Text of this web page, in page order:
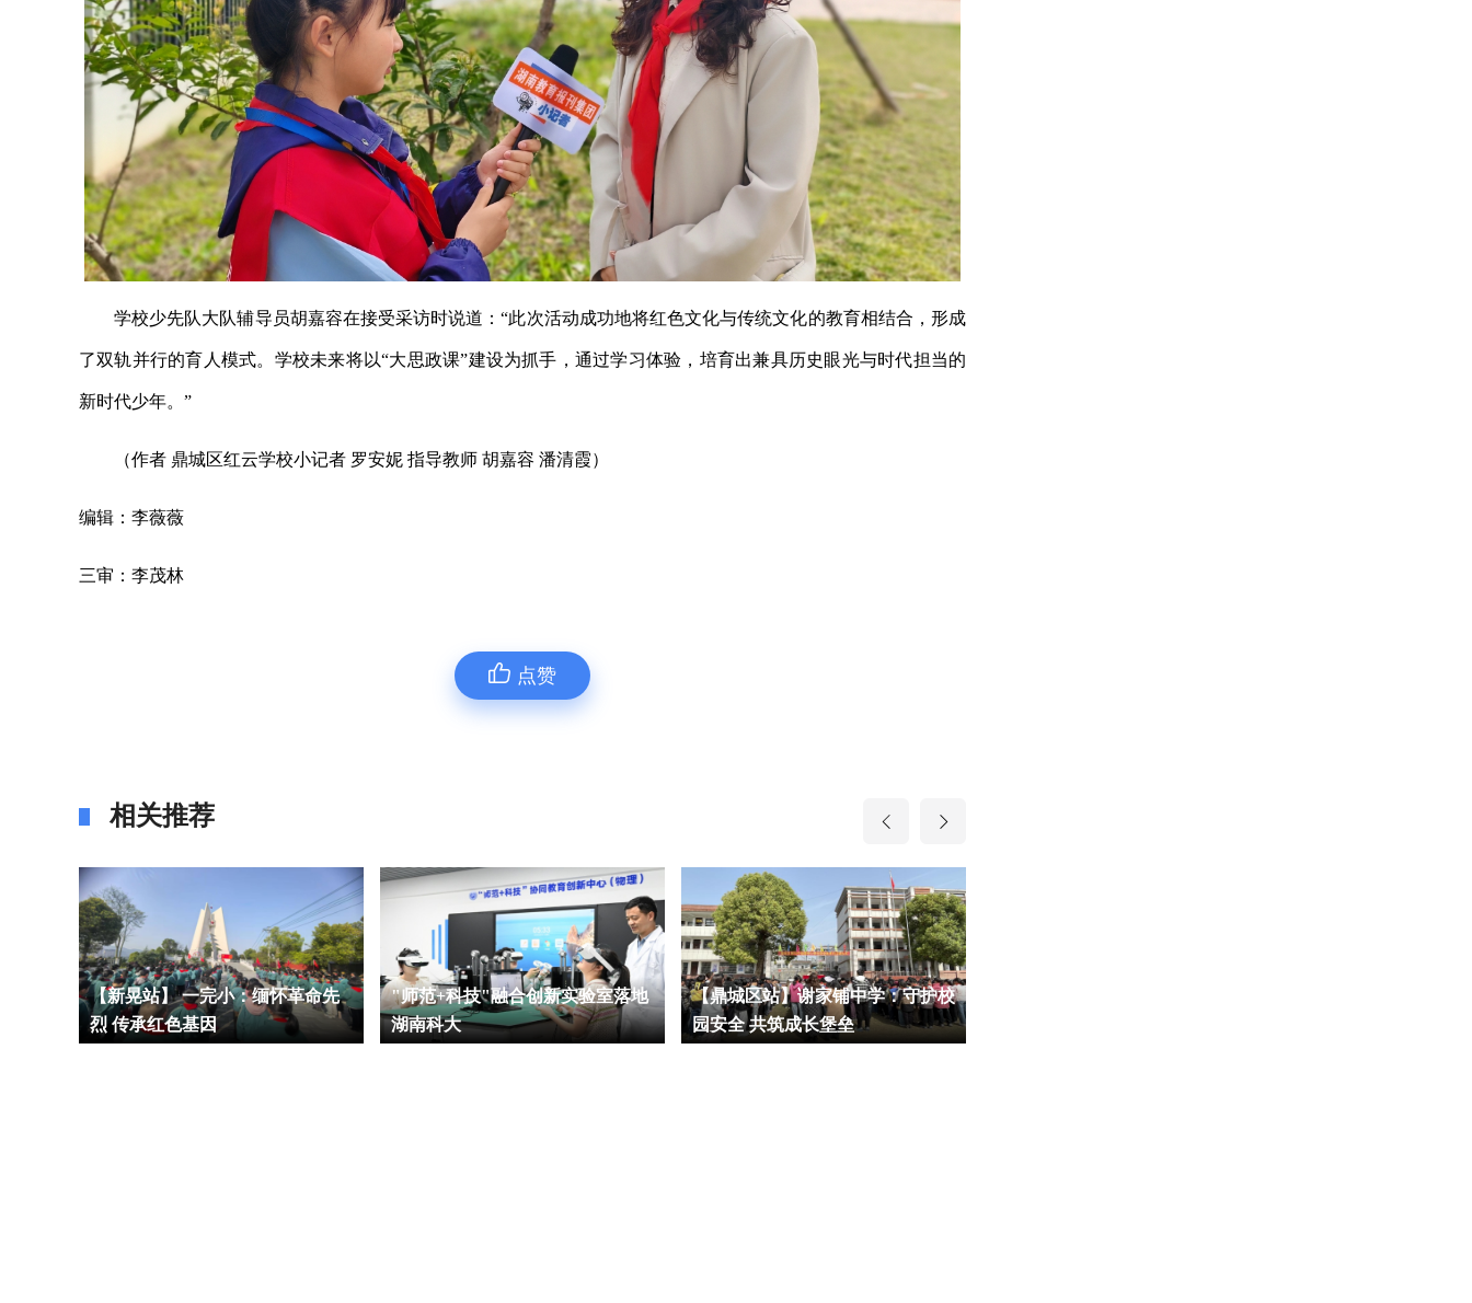
学校少先队大队辅导员胡嘉容在接受采访时说道：“此次活动成功地将红色文化与传统文化的教育相结合，形成
了双轨并行的育人模式。学校未来将以“大思政课”建设为抓手，通过学习体验，培育出兼具历史眼光与时代担当的
新时代少年。”
（作者 鼎城区红云学校小记者 罗安妮 指导教师 胡嘉容 潘清霞）
编辑：李薇薇
三审：李茂林
点赞
相关推荐
【新晃站】 一完小：缅怀革命先
烈 传承红色基因
"师范+科技"融合创新实验室落地
湖南科大
【鼎城区站】谢家铺中学：守护校
园安全 共筑成长堡垒